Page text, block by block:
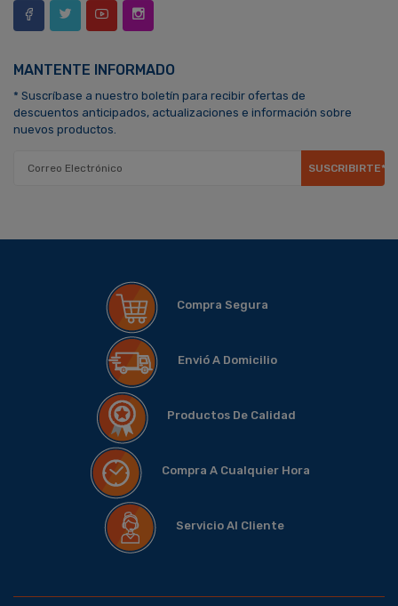
MANTENTE INFORMADO
* Suscríbase a nuestro boletín para recibir ofertas de
descuentos anticipados, actualizaciones e información sobre
nuevos productos.
SUSCRIBIRTE*
Compra Segura
Envió A Domicilio
Productos De Calidad
Compra A Cualquier Hora
Servicio Al Cliente